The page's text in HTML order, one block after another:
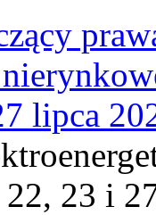
lipca
23 i